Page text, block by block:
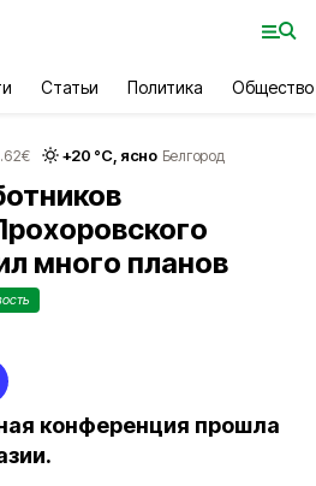
Статьи Политика Общество
€ +20 °С, ясно Белгород
много планов
конференция прошла